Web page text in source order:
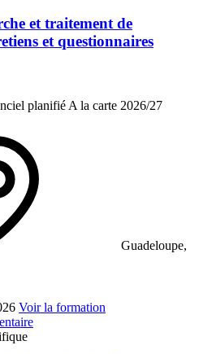
et traitement de
et questionnaires
planifié A la carte 2026/27
Guadeloupe,
Voir la formation